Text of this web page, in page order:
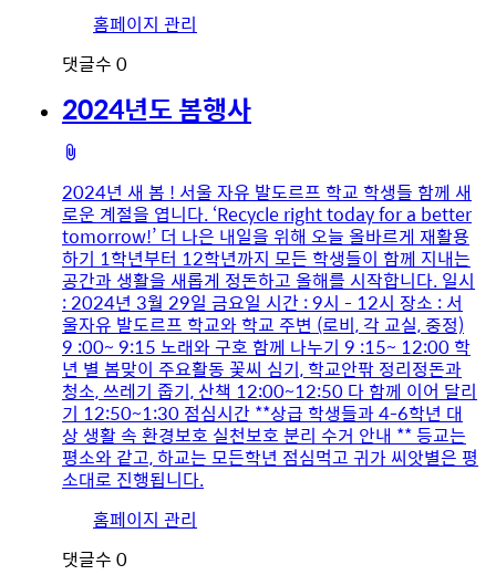
이
지
홈페이지 관리
댓글수 0
2024년도 봄행사
파
일
2024년 새 봄 ! 서울 자유 발도르프 학교 학생들 함께 새
로운 계절을 엽니다. ‘Recycle right today for a better
tomorrow!’ 더 나은 내일을 위해 오늘 올바르게 재활용
하기 1학년부터 12학년까지 모든 학생들이 함께 지내는
공간과 생활을 새롭게 정돈하고 올해를 시작합니다. 일시
: 2024년 3월 29일 금요일 시간 : 9시 - 12시 장소 : 서
울자유 발도르프 학교와 학교 주변 (로비, 각 교실, 중정)
9 :00~ 9:15 노래와 구호 함께 나누기 9 :15~ 12:00 학
년 별 봄맞이 주요활동 꽃씨 심기, 학교안팎 정리정돈과
청소, 쓰레기 줍기, 산책 12:00~12:50 다 함께 이어 달리
기 12:50~1:30 점심시간 **상급 학생들과 4-6학년 대
상 생활 속 환경보호 실천보호 분리 수거 안내 ** 등교는
평소와 같고, 하교는 모든학년 점심먹고 귀가 씨앗별은 평
소대로 진행됩니다.
이
홈페이지 관리
댓글수 0